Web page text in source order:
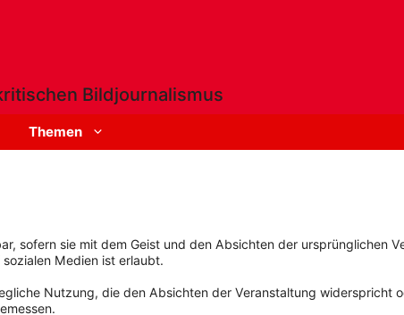
Bildjournalismus
Themen
sofern sie mit dem Geist und den Absichten der ursprünglichen
Medien ist erlaubt.
Nutzung, die den Absichten der Veranstaltung widerspricht